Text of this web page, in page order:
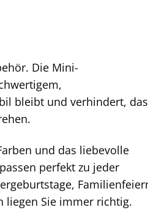
Die Mini-
bleibt und verhindert,
und das liebevolle
perfekt zu jeder
liegen Sie immer richtig.